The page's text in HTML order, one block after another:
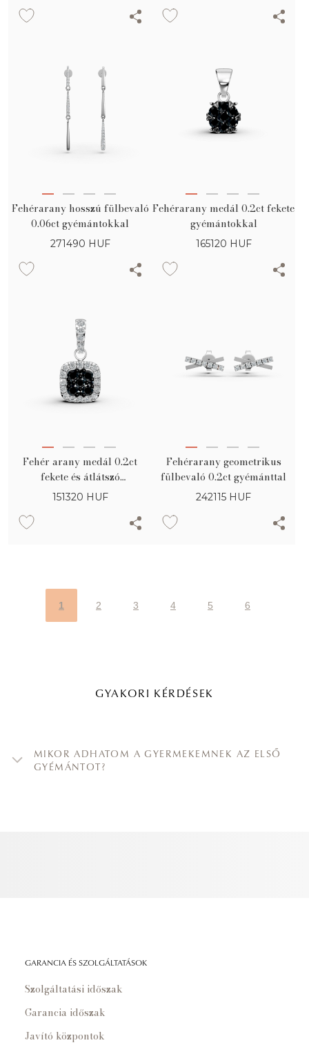
Fehérarany hosszú fülbevaló
0.06ct gyémántokkal
271490 HUF
Fehérarany medál 0.2ct fekete
gyémántokkal
165120 HUF
Fehér arany medál 0.2ct
fekete és átlátszó
gyémántokkal
151320 HUF
Fehérarany geometrikus
fülbevaló 0.2ct gyémánttal
242115 HUF
1 2 3 4 5 6
GYAKORI KÉRDÉSEK
MIKOR ADHATOM A GYERMEKEMNEK AZ ELSŐ
GYÉMÁNTOT?
GARANCIA ÉS SZOLGÁLTATÁSOK
Szolgáltatási időszak
Garancia időszak
Javító központok